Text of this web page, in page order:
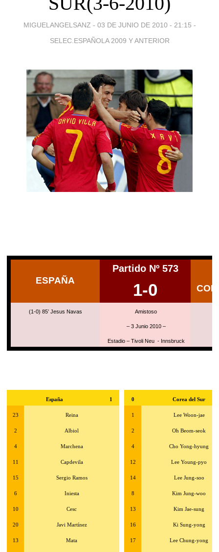
MIGUELANGELSANZ - 03 DE JUNIO DE 2010 - 21:15 -
SELEC.ESPAÑOLA 2009 Y ANTERIOR
ESPAÑA
Partido Nº 573
1-0
(1-0) 85’ Jesus Navas Amistoso
– 3 Junio 2010 –
Estadio –Tivoli Neu - Innsbruck
España 1 0 Corea del Sur
23 Reina
2 Albiol
4 Marchena
11 Capdevila
15 Sergio Ramos
6 Iniesta
10 Cesc
20 Javi Martínez
13 Mata
1 Lee Woon-jae
2 Oh Beom-seok
4 Cho Yong-hyung
12 Lee Young-pyo
14 Lee Jung-soo
8 Kim Jung-woo
13 Kim Jae-sung
16 Ki Sung-yong
17 Lee Chung-yong